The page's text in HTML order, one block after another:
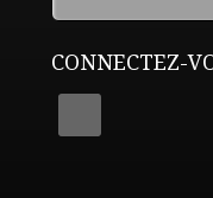
CONNECTEZ-